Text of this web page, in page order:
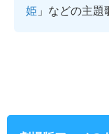
姫 」などの主